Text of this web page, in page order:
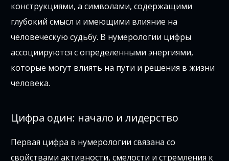
конструкциями, а символами, содержащими
глубокий смысл и имеющими влияние на
человеческую судьбу. В нумерологии цифры
ассоциируются с определенными энергиями,
которые могут влиять на пути и решения в жизни
человека.
Цифра один: начало и лидерство
Первая цифра в нумерологии связана со
свойствами активности, смелости и стремления к